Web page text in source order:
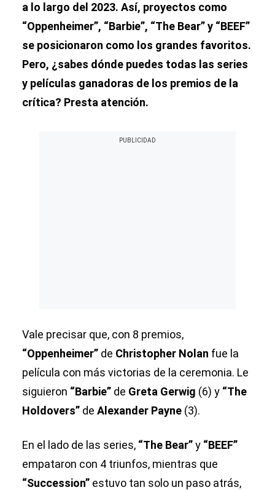
a lo largo del 2023. Así, proyectos como
“Oppenheimer”, “Barbie”, “The Bear” y “BEEF”
se posicionaron como los grandes favoritos.
Pero, ¿sabes dónde puedes todas las series
y películas ganadoras de los premios de la
crítica? Presta atención.
Vale precisar que, con 8 premios,
“Oppenheimer” de Christopher Nolan fue la
película con más victorias de la ceremonia. Le
siguieron “Barbie” de Greta Gerwig (6) y “The
Holdovers” de Alexander Payne (3).
En el lado de las series, “The Bear”y “BEEF”
empataron con 4 triunfos, mientras que
“Succession” estuvo tan solo un paso atrás,